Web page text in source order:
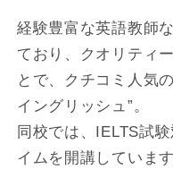
経験豊富な英語教師
ており、クオリティ
とで、クチコミ人気
イングリッシュ”。
同校では、IELTS試
イムを開講しています